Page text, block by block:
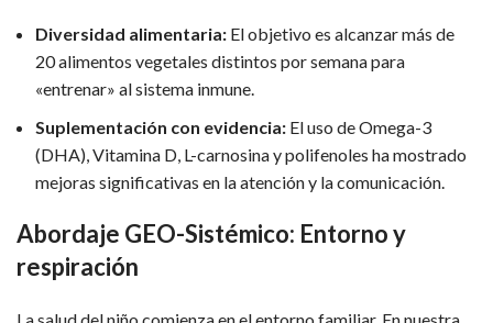
Diversidad alimentaria: El objetivo es alcanzar más de
20 alimentos vegetales distintos por semana para
«entrenar» al sistema inmune.
Suplementación con evidencia: El uso de Omega-3
(DHA), Vitamina D, L-carnosina y polifenoles ha mostrado
mejoras significativas en la atención y la comunicación.
Abordaje GEO-Sistémico: Entorno y
respiración